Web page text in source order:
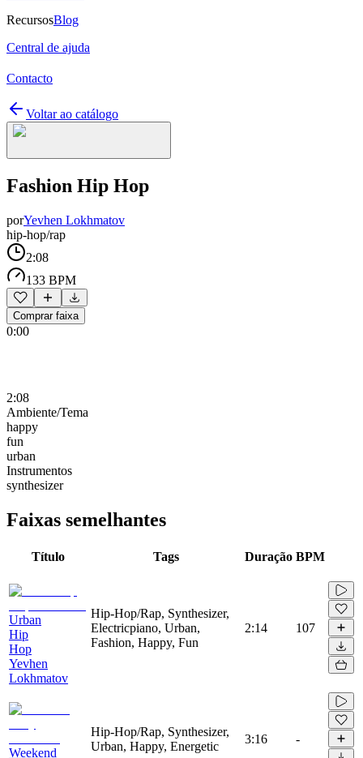
RecursosBlog
Central de ajuda
Contacto
Voltar ao catálogo
Fashion Hip Hop
porYevhen Lokhmatov
hip-hop/rap
2:08
133 BPM
Comprar faixa
0:00
2:08
Ambiente/Tema
happy
fun
urban
Instrumentos
synthesizer
Faixas semelhantes
Título Tags Duração BPM
Urban
Hip
Hop
Yevhen
Lokhmatov
Hip-Hop/Rap, Synthesizer,
Electricpiano, Urban,
Fashion, Happy, Fun
2:14 107
Weekend
Hip-Hop/Rap, Synthesizer,
Urban, Happy, Energetic
3:16 -